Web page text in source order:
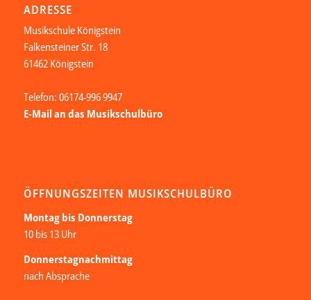
ADRESSE
Musikschule Königstein
Falkensteiner Str. 18
61462 Königstein
Telefon: 06174-996 9947
E-Mail an das Musikschulbüro
ÖFFNUNGSZEITEN MUSIKSCHULBÜRO
Montag bis Donnerstag
10 bis 13 Uhr
Donnerstagnachmittag
nach Absprache